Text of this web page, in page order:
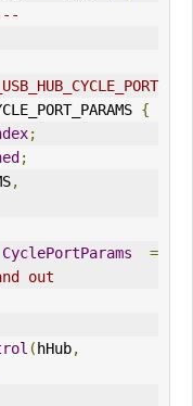
{
;
;
,
CyclePortParams
=
out
( hHub,